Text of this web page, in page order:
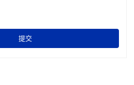
提交